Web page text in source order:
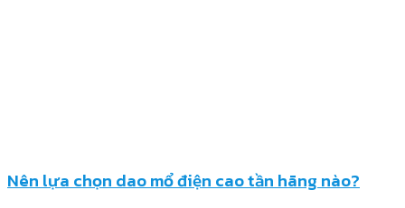
Nên lựa chọn dao mổ điện cao tần hãng nào?